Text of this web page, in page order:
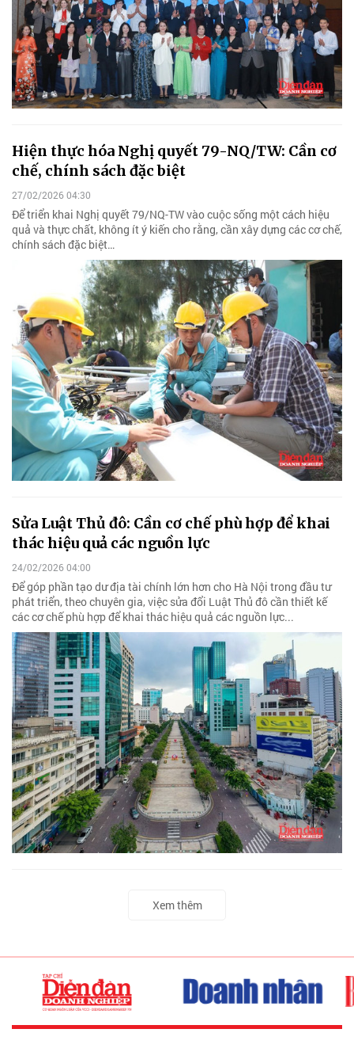
Hiện thực hóa Nghị quyết 79-NQ/TW: Cần cơ
chế, chính sách đặc biệt
27/02/2026 04:30
Để triển khai Nghị quyết 79/NQ-TW vào cuộc sống một cách hiệu
quả và thực chất, không ít ý kiến cho rằng, cần xây dựng các cơ chế,
chính sách đặc biệt…
Sửa Luật Thủ đô: Cần cơ chế phù hợp để khai
thác hiệu quả các nguồn lực
24/02/2026 04:00
Để góp phần tạo dư địa tài chính lớn hơn cho Hà Nội trong đầu tư
phát triển, theo chuyên gia, việc sửa đổi Luật Thủ đô cần thiết kế
các cơ chế phù hợp để khai thác hiệu quả các nguồn lực...
Xem thêm